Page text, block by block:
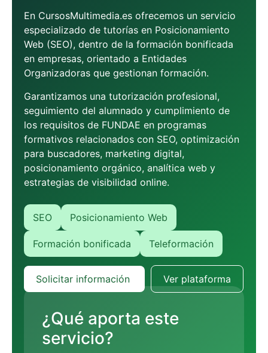
En CursosMultimedia.es ofrecemos un servicio
especializado de tutorías en Posicionamiento
Web (SEO), dentro de la formación bonificada
en empresas, orientado a Entidades
Organizadoras que gestionan formación.
Garantizamos una tutorización profesional,
seguimiento del alumnado y cumplimiento de
los requisitos de FUNDAE en programas
formativos relacionados con SEO, optimización
para buscadores, marketing digital,
posicionamiento orgánico, analítica web y
estrategias de visibilidad online.
SEO Posicionamiento Web
Formación bonificada Teleformación
Solicitar información Ver plataforma
¿Qué aporta este
servicio?